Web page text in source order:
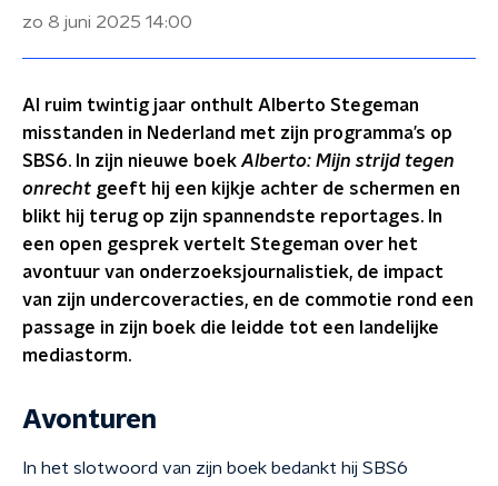
zo 8 juni 2025 14:00
Al ruim twintig jaar onthult Alberto Stegeman
misstanden in Nederland met zijn programma’s op
SBS6. In zijn nieuwe boek Alberto: Mijn strijd tegen
onrecht geeft hij een kijkje achter de schermen en
blikt hij terug op zijn spannendste reportages. In
een open gesprek vertelt Stegeman over het
avontuur van onderzoeksjournalistiek, de impact
van zijn undercoveracties, en de commotie rond een
passage in zijn boek die leidde tot een landelijke
mediastorm.
Avonturen
In het slotwoord van zijn boek bedankt hij SBS6